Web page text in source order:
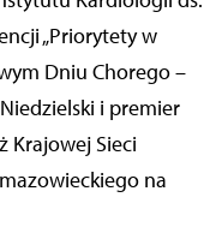
„Priorytety w
Dniu Chorego –
i premier
Krajowej Sieci
na